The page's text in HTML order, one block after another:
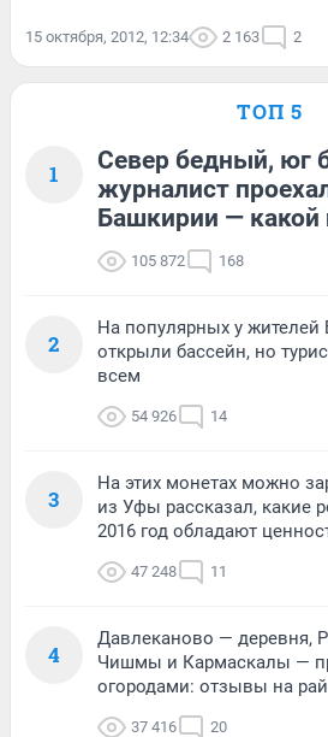
15 октября, 2012, 12:34 2 163 2
ТОП 5
1
Север бедный, юг
журналист
Башкирии — какой
105 872 168
2
На популярных у жителей
открыли бассейн, но
всем
54 926 14
3
На этих монетах можно
из Уфы рассказал, какие
2016 год обладают
47 248 11
4
Давлеканово — деревня,
Чишмы и Кармаскалы —
огородами: отзывы на
37 416 20